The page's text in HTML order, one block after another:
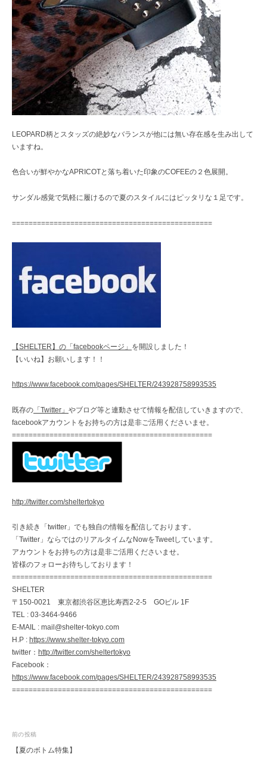
LEOPARD柄とスタッズの絶妙なバランスが他には無い存在感を生み出して
いますね。
色合いが鮮やかなAPRICOTと落ち着いた印象のCOFEEの２色展開。
サンダル感覚で気軽に履けるので夏のスタイルにはピッタリな１足です。
================================================
【SHELTER】の「facebookページ」 を開設しました！
【いいね】お願いします！！
https://www.facebook.com/pages/SHELTER/243928758993535
既存の 「Twitter」 やブログ等と連動させて情報を配信していきますので、
facebookアカウントをお持ちの方は是非ご活用くださいませ。
================================================
http://twitter.com/sheltertokyo
引き続き「twitter」でも独自の情報を配信しております。
「Twitter」ならではのリアルタイムなNowをTweetしています。
アカウントをお持ちの方は是非ご活用くださいませ。
皆様のフォローお待ちしております！
================================================
SHELTER
〒150-0021 東京都渋谷区恵比寿西2-2-5 GOビル 1F
TEL : 03-3464-9466
E-MAIL : mail@shelter-tokyo.com
H.P : https://www.shelter-tokyo.com
twitter： http://twitter.com/sheltertokyo
Facebook：
https://www.facebook.com/pages/SHELTER/243928758993535
================================================
投
稿
前の投稿
【夏のボトム特集】